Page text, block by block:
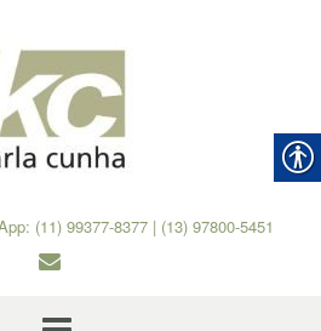
(11) 99377-8377 | (13) 97800-5451